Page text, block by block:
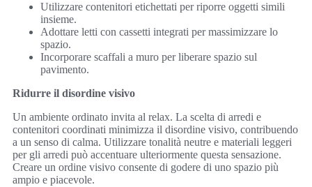
Utilizzare contenitori etichettati per riporre oggetti simili
insieme.
Adottare letti con cassetti integrati per massimizzare lo
spazio.
Incorporare scaffali a muro per liberare spazio sul
pavimento.
Ridurre il disordine visivo
Un ambiente ordinato invita al relax. La scelta di arredi e
contenitori coordinati minimizza il disordine visivo, contribuendo
a un senso di calma. Utilizzare tonalità neutre e materiali leggeri
per gli arredi può accentuare ulteriormente questa sensazione.
Creare un ordine visivo consente di godere di uno spazio più
ampio e piacevole.